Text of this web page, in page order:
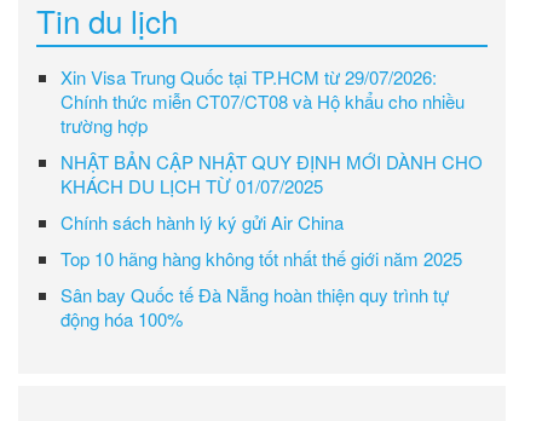
Tin du lịch
Xin Visa Trung Quốc tại TP.HCM từ 29/07/2026:
Chính thức miễn CT07/CT08 và Hộ khẩu cho nhiều
trường hợp
NHẬT BẢN CẬP NHẬT QUY ĐỊNH MỚI DÀNH CHO
KHÁCH DU LỊCH TỪ 01/07/2025
Chính sách hành lý ký gửi Air China
Top 10 hãng hàng không tốt nhất thế giới năm 2025
Sân bay Quốc tế Đà Nẵng hoàn thiện quy trình tự
động hóa 100%